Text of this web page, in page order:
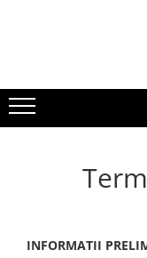
Lenjerii de pat
Lenjerii de pat
Lenjerii de pat din
INFORMATII